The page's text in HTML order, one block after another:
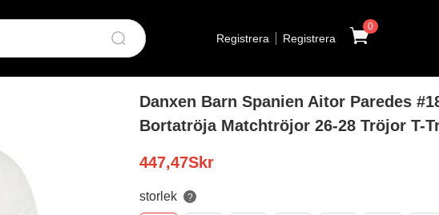
Registrera Registrera
0
Danxen Barn Spanien Aitor Paredes
Bortatröja Matchtröjor 26-28 Tröjor T-
447,47Skr
storlek ?